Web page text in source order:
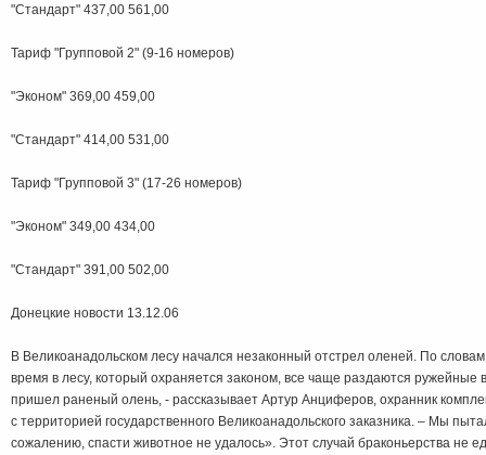
"Стандарт" 437,00 561,00
Тариф "Групповой 2" (9-16 номеров)
"Эконом" 369,00 459,00
"Стандарт" 414,00 531,00
Тариф "Групповой 3" (17-26 номеров)
"Эконом" 349,00 434,00
"Стандарт" 391,00 502,00
Донецкие новости 13.12.06
В Великоанадольском лесу начался незаконный отстрел оленей. По
время в лесу, который охраняется законом, все чаще раздаются
пришел раненый олень, - рассказывает Артур Анциферов, охранник
с территорией государственного Великоанадольского заказника. – Мы
сожалению, спасти животное не удалось». Этот случай браконьерства не